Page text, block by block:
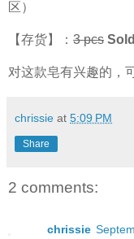
区）
【存货】： 3 pcs
对这款皂有兴趣的，
chrissie at 5:09 PM
Share
2 comments:
chrissie